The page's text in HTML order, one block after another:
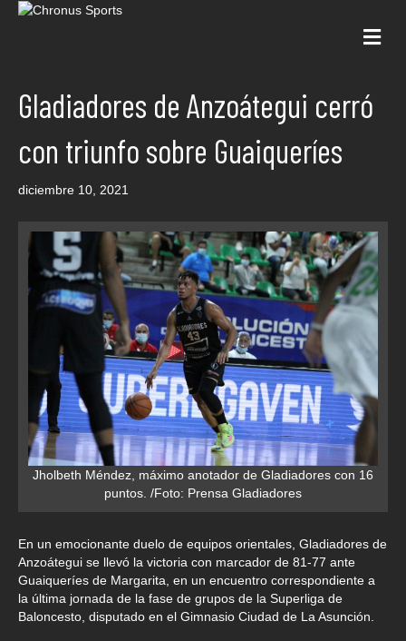
Gladiadores de Anzoátegui cerró
con triunfo sobre Guaiqueríes
diciembre 10, 2021
Jholbeth Méndez, máximo anotador de Gladiadores con 16
puntos. /Foto: Prensa Gladiadores
En un emocionante duelo de equipos orientales, Gladiadores de
Anzoátegui se llevó la victoria con marcador de 81-77 ante
Guaiqueríes de Margarita, en un encuentro correspondiente a
la última jornada de la fase de grupos de la Superliga de
Baloncesto, disputado en el Gimnasio Ciudad de La Asunción.